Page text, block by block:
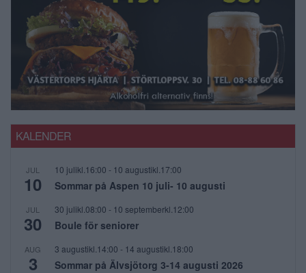
KALENDER
JUL
10
10 julikl.16:00 - 10 augustikl.17:00
Sommar på Aspen 10 juli- 10 augusti
JUL
30
30 julikl.08:00 - 10 septemberkl.12:00
Boule för seniorer
AUG
3
3 augustikl.14:00 - 14 augustikl.18:00
Sommar på Älvsjötorg 3-14 augusti 2026